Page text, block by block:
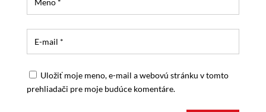
Uložiť moje meno, e-mail a webovú stránku v tomto
prehliadači pre moje budúce komentáre.